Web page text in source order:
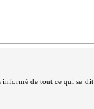
informé de tout ce qui se dit